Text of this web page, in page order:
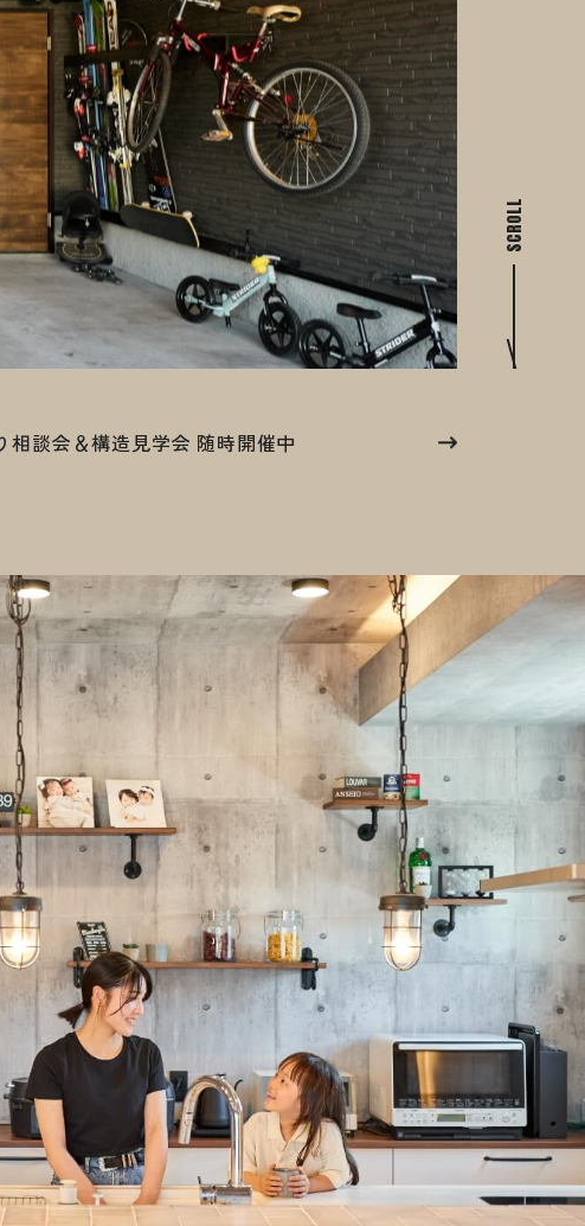
SCROLL
4.4-5オープンハウス完成見学会開催！【薪ストーブ×インナーガレージ×吹抜け】
【4/11(土)~4/12(日)開催】Masterオーナーハウス２棟同時完成見学会 in 旭川市近郊
4.4-5オープンハウス完成見学会開催！【薪ストーブ×インナーガレージ×吹抜け】